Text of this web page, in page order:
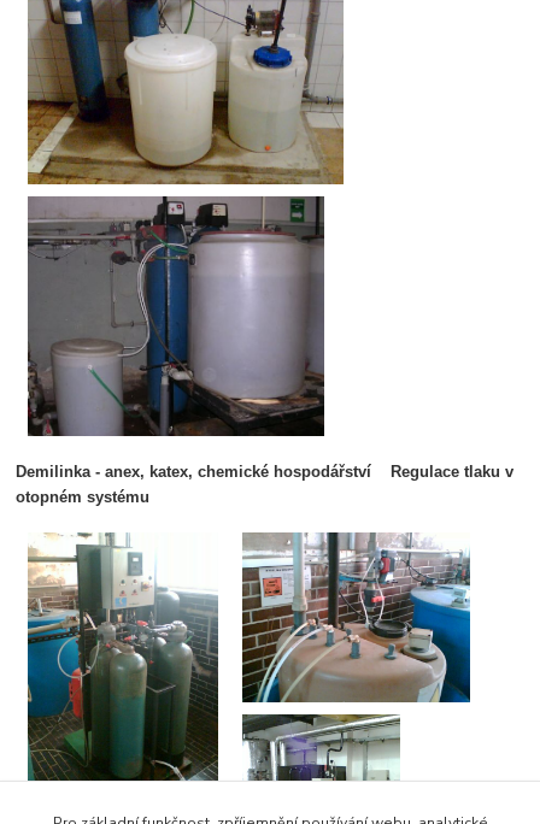
Demilinka - anex, katex, chemické hospodářství Regulace tlaku v
otopném systému